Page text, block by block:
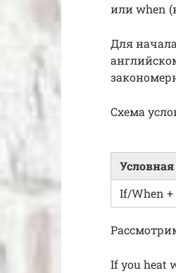
или when
Для
Схема
If/When +
If you heat